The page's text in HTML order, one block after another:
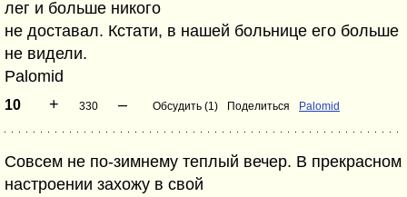
лег и больше никого
не доставал. Кстати, в нашей больнице его больше
не видели.
Palomid
10 + 330 – Обсудить (1) Поделиться Palomid
Совсем не по-зимнему теплый вечер. В прекрасном
настроении захожу в свой